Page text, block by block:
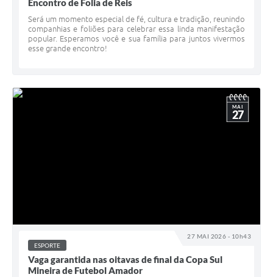
Encontro de Folia de Reis
Será um momento especial de fé, cultura e tradição, reunindo
companhias e foliões para celebrar essa linda manifestação
popular. Esperamos você e sua família para juntos vivermos
esse grande encontro!
27 MAI 2026 - 10h43
MAI
27
ESPORTE
Vaga garantida nas oitavas de final da Copa Sul
Mineira de Futebol Amador